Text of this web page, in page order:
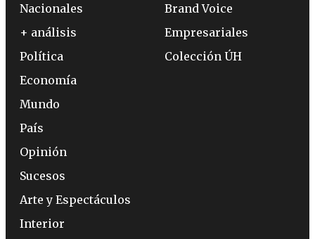
Nacionales
+ análisis
Política
Economía
Mundo
País
Opinión
Sucesos
Arte y Espectáculos
Interior
Brand Voice
Empresariales
Colección ÚH